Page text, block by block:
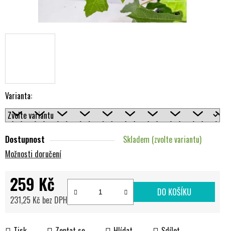
Varianta:
Dostupnost
Skladem (zvolte variantu)
Možnosti doručení
259 Kč
231,25 Kč bez DPH
DO KOŠÍKU